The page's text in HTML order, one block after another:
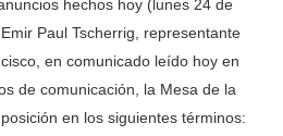
hechos hoy (lunes 24 de
Paul Tscherrig, representante
en comunicado leído hoy en
de comunicación, la Mesa de la
en los siguientes términos: